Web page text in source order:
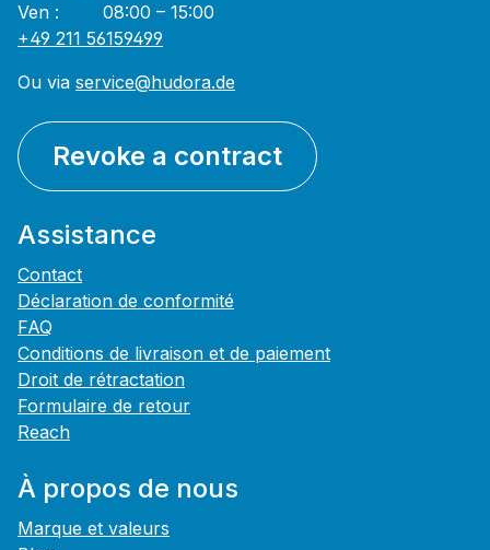
Ven : 08:00 – 15:00
+49 211 56159499
Ou via service@hudora.de
Revoke a contract
Assistance
Contact
Déclaration de conformité
FAQ
Conditions de livraison et de paiement
Droit de rétractation
Formulaire de retour
Reach
À propos de nous
Marque et valeurs